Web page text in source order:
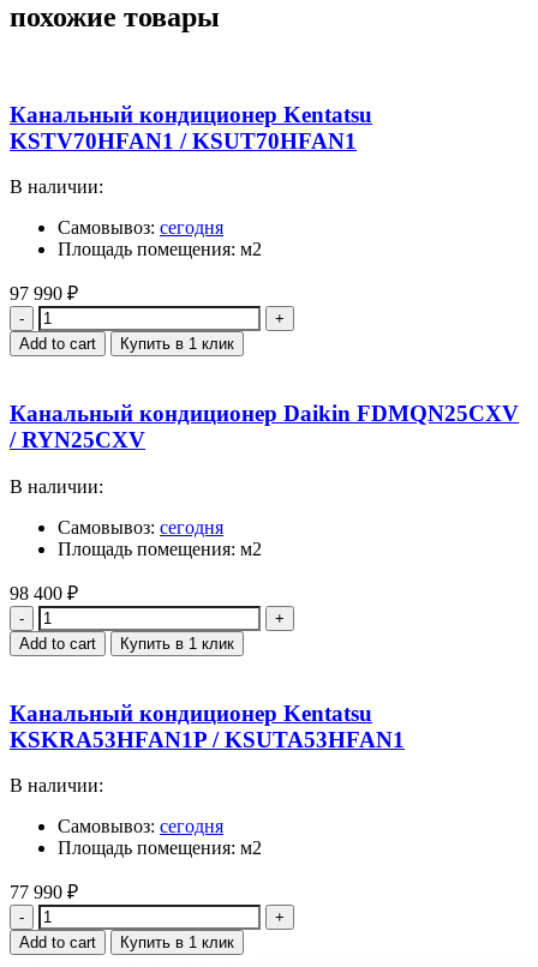
похожие товары
Канальный кондиционер Kentatsu
KSTV70HFAN1 / KSUT70HFAN1
В наличии:
Самовывоз: сегодня
Площадь помещения: м2
97 990 ₽
Quantity
Add to cart Купить в 1 клик
Канальный кондиционер Daikin FDMQN25CXV
/ RYN25CXV
В наличии:
Самовывоз: сегодня
Площадь помещения: м2
98 400 ₽
Quantity
Add to cart Купить в 1 клик
Канальный кондиционер Kentatsu
KSKRA53HFAN1P / KSUTA53HFAN1
В наличии:
Самовывоз: сегодня
Площадь помещения: м2
77 990 ₽
Quantity
Add to cart Купить в 1 клик